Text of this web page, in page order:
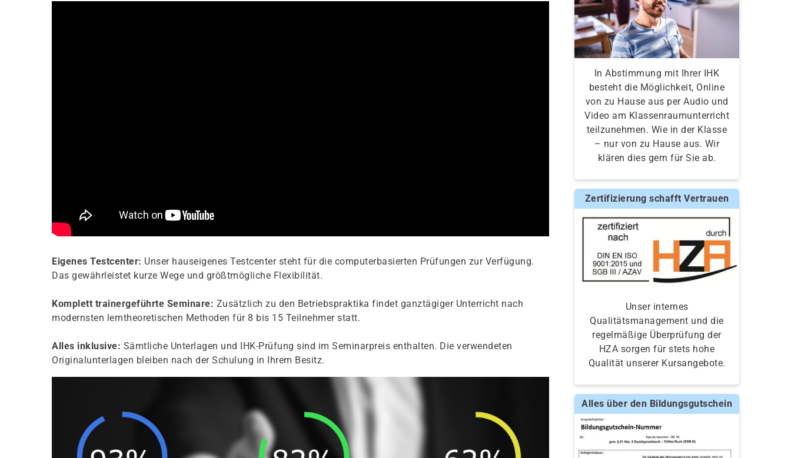
Eigenes Testcenter: Unser hauseigenes Testcenter steht für die computerbasierten Prüfungen zur Verfügung.
Das gewährleistet kurze Wege und größtmögliche Flexibilität.
Komplett trainergeführte Seminare: Zusätzlich zu den Betriebspraktika findet ganztägiger Unterricht nach
modernsten lerntheoretischen Methoden für 8 bis 15 Teilnehmer statt.
Alles inklusive: Sämtliche Unterlagen und IHK-Prüfung sind im Seminarpreis enthalten. Die verwendeten
Originalunterlagen bleiben nach der Schulung in Ihrem Besitz.
In Abstimmung mit Ihrer IHK
besteht die Möglichkeit, Online
von zu Hause aus per Audio und
Video am Klassenraumunterricht
teilzunehmen. Wie in der Klasse
– nur von zu Hause aus. Wir
klären dies gern für Sie ab.
Zertifizierung schafft Vertrauen
Unser internes
Qualitätsmanagement und die
regelmäßige Überprüfung der
HZA sorgen für stets hohe
Qualität unserer Kursangebote.
Alles über den Bildungsgutschein